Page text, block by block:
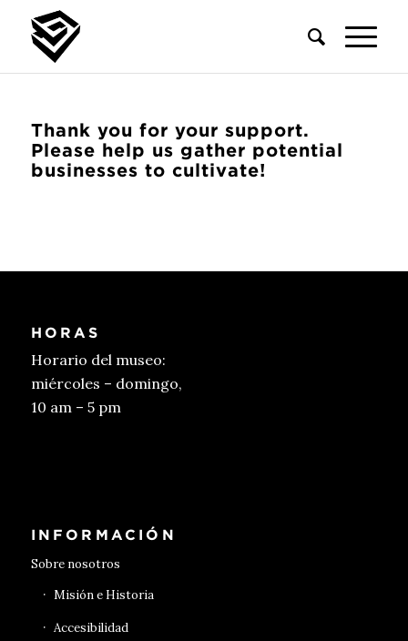
Thank you for your support.
Please help us gather potential
businesses to cultivate!
HORAS
Horario del museo:
miércoles – domingo,
10 am – 5 pm
INFORMACIÓN
Sobre nosotros
Misión e Historia
Accesibilidad